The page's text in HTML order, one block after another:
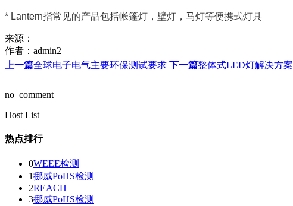
* Lantern指常见的产品包括帐篷灯，壁灯，马灯等便携式灯具
来源：
作者： admin2
上一篇全球电子电气主要环保测试要求 下一篇整体式LED灯解决方案
no_comment
Host List
热点排行
0WEEE检测
1挪威PoHS检测
2REACH
3挪威PoHS检测